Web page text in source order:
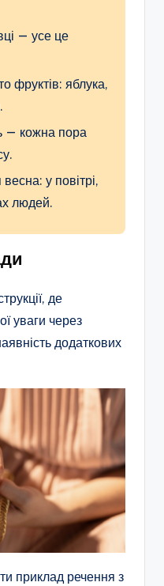
— усе це
фруктів: яблука,
— кожна пора
у повітрі,
людей.
де
уваги через
додаткових
приклад речення з